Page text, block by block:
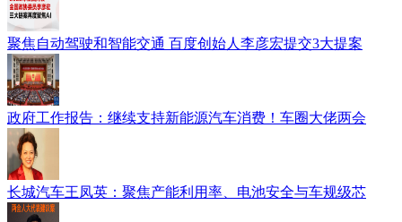
聚焦自动驾驶和智能交通 百度创始人李彦宏提交3大提案
政府工作报告：继续支持新能源汽车消费！车圈大佬两会
长城汽车王凤英：聚焦产能利用率、电池安全与车规级芯